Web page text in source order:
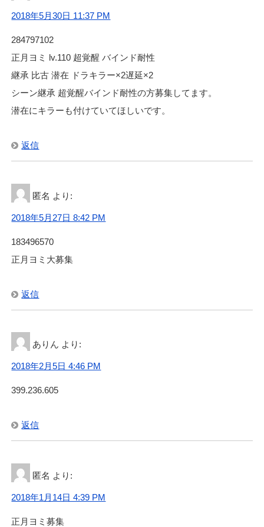
2018年5月30日 11:37 PM
284797102
正月ヨミ lv.110 超覚醒 バインド耐性
継承 比古 潜在 ドラキラー×2遅延×2
シーン継承 超覚醒バインド耐性の方募集してます。
潜在にキラーも付けていてほしいです。
返信
匿名 より:
2018年5月27日 8:42 PM
183496570
正月ヨミ大募集
返信
ありん より:
2018年2月5日 4:46 PM
399.236.605
返信
匿名 より:
2018年1月14日 4:39 PM
正月ヨミ募集